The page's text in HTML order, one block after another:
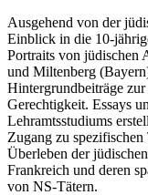
Ausgehend von der
Einblick in die 10-
Portraits von jüdischen
und Miltenberg
Hintergrundbeiträge
Gerechtigkeit. Essays
Lehramtsstudiums
Zugang zu
Überleben der
Frankreich und deren
von NS-Tätern.